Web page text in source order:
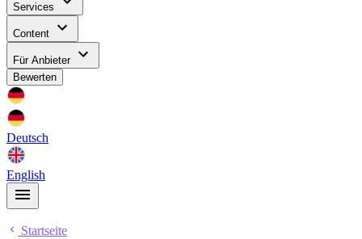
Services
Content
Für Anbieter
Bewerten
Deutsch
English
Startseite